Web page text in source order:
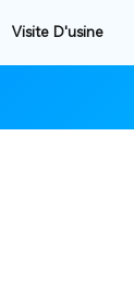
Visite D'usine